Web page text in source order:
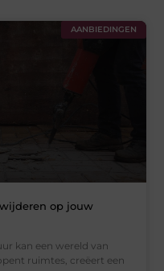
AANBIEDINGEN
op jouw
kan een wereld van
ruimtes, creëert een